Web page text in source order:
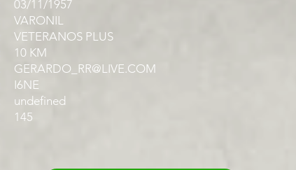
03/11/1957
VARONIL
VETERANOS PLUS
10 KM
GERARDO_RR@LIVE.COM
I6NE
undefined
145